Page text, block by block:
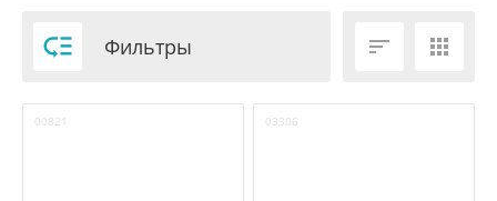
 Фильтры  
00821 03306